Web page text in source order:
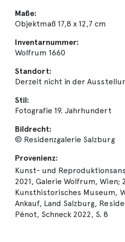
Maße:
Objektmaß 17,8 x 12,7 cm
Inventarnummer:
Wolfrum 1660
Standort:
Derzeit nicht in der
Stil:
Fotografie 19. Jahrhundert
Bildrecht:
© Residenzgalerie Salzburg
Provenienz:
Kunst- und
2021, Galerie Wolfrum, Wien;
Kunsthistorisches Museum,
Ankauf, Land Salzburg,
Pénot, Schneck 2022, S. 8